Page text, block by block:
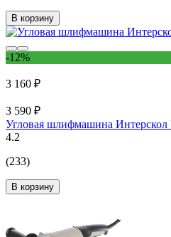
В корзину
-12%
3 160 ₽
3 590 ₽
Угловая шлифмашина
4.2
(233)
В корзину